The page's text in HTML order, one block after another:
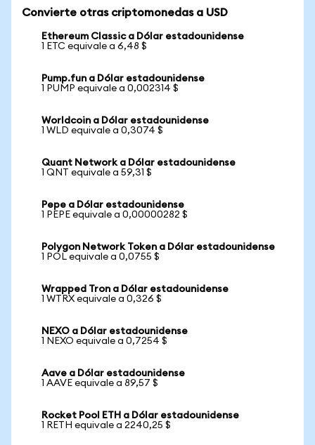
Convierte otras criptomonedas a USD
Ethereum Classic a Dólar estadounidense
1 ETC equivale a 6,48 $
Pump.fun a Dólar estadounidense
1 PUMP equivale a 0,002314 $
Worldcoin a Dólar estadounidense
1 WLD equivale a 0,3074 $
Quant Network a Dólar estadounidense
1 QNT equivale a 59,31 $
Pepe a Dólar estadounidense
1 PEPE equivale a 0,00000282 $
Polygon Network Token a Dólar estadounidense
1 POL equivale a 0,0755 $
Wrapped Tron a Dólar estadounidense
1 WTRX equivale a 0,326 $
NEXO a Dólar estadounidense
1 NEXO equivale a 0,7254 $
Aave a Dólar estadounidense
1 AAVE equivale a 89,57 $
Rocket Pool ETH a Dólar estadounidense
1 RETH equivale a 2240,25 $